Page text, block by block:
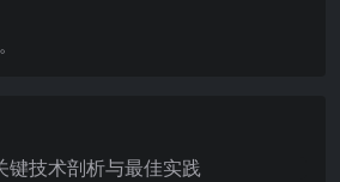
键技术剖析与最佳实践